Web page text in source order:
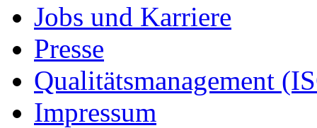
Jobs und Karriere
Presse
Qualitätsmanagement
Impressum